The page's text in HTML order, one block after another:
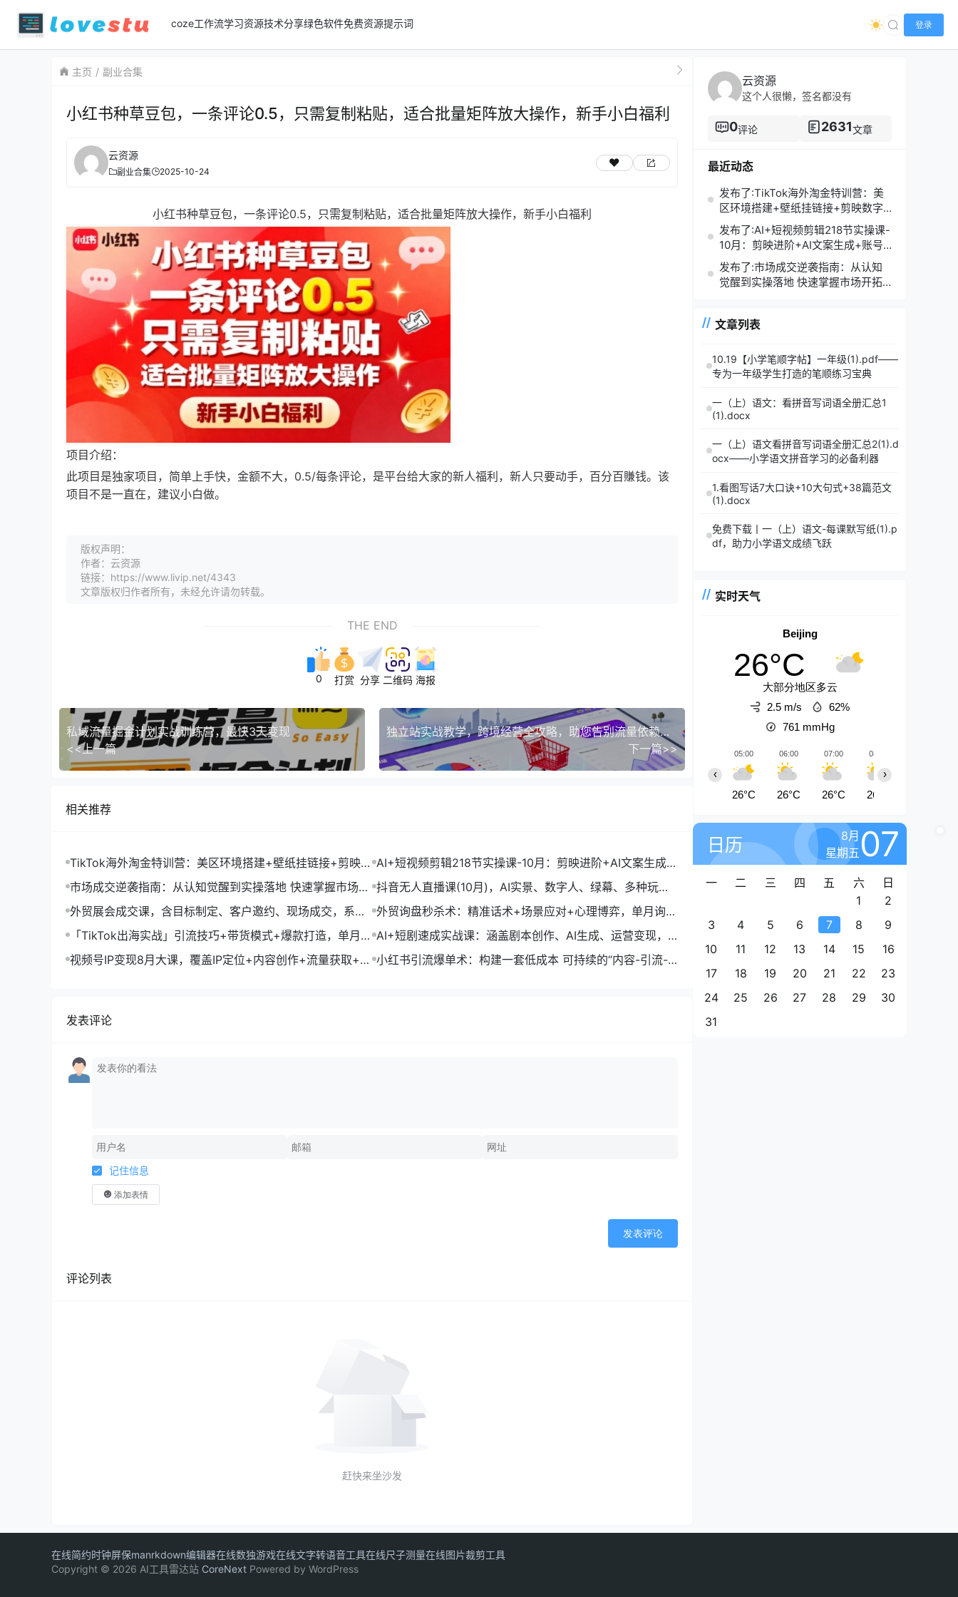
coze工作流学习资源技术分享绿色软件免费资源提示词 登录
主页 副业合集
小红书种草豆包，一条评论0.5，只需复制粘贴，适合批量矩阵放大操作，新手小白福利
云资源
副业合集 2025-10-24
小红书种草豆包，一条评论0.5，只需复制粘贴，适合批量矩阵放大操作，新手小白福利
项目介绍：
此项目是独家项目，简单上手快，金额不大，0.5/每条评论，是平台给大家的新人福利，新人只要动手，百分百賺钱。该
项目不是一直在，建议小白做。
版权声明：
作者：云资源
链接：https://www.livip.net/4343
文章版权归作者所有，未经允许请勿转载。
THE END
0 打赏 分享 二维码 海报
私域流量掘金计划实战训练营，最快3天变现
<<上一篇
独立站实战教学，跨境经营全攻略，助您告别流量依赖，掌握跨境经营的终极奥
下一篇>>
相关推荐
TikTok海外淘金特训营：美区环境搭建+壁纸挂链接+剪映数
字人，月入1.5万
AI+短视频剪辑218节实操课-10月：剪映进阶+AI文案生成
+账号运营，月入2万
市场成交逆袭指南：从认知觉醒到实操落地 快速掌握市场开
拓与成交核心能力
抖音无人直播课(10月)，AI实景、数字人、绿幕、多种玩
法、24小时自动盈利
外贸展会成交课，含目标制定、客户邀约、现场成交，系统
化SOP提升参展ROI
外贸询盘秒杀术：精准话术+场景应对+心理博弈，单月询盘
转化率提升200%
「TikTok出海实战」引流技巧+带货模式+爆款打造，单月变
现10万+秘籍
AI+短剧速成实战课：涵盖剧本创作、AI生成、运营变现，
单部剧收益破万
视频号IP变现8月大课，覆盖IP定位+内容创作+流量获取+合 小红书引流爆单术：构建一套低成本 可持续的“内容-引流-
发表评论
记住信息
添加表情
发表评论
评论列表
赶快来坐沙发
云资源
这个人很懒，签名都没有
0评论 2631文章
最近动态
发布了:TikTok海外淘金特训营：美
区环境搭建+壁纸挂链接+剪映数字
人，月入1.5万
发布了:AI+短视频剪辑218节实操课-
10月：剪映进阶+AI文案生成+账号
运营，月入2万
发布了:市场成交逆袭指南：从认知
觉醒到实操落地 快速掌握市场开拓
文章列表
10.19【小学笔顺字帖】一年级(1).pdf——
专为一年级学生打造的笔顺练习宝典
一（上）语文：看拼音写词语全册汇总1
(1).docx
一（上）语文看拼音写词语全册汇总2(1).d
ocx——小学语文拼音学习的必备利器
1.看图写话7大口诀+10大句式+38篇范文
(1).docx
免费下载丨一（上）语文-每课默写纸(1).p
df，助力小学语文成绩飞跃
实时天气
Beijing
26°C
大部分地区多云
2.5 m/s
62%
761 mmHg
05:00
26°C
06:00
26°C
07:00
26°C
08:00
26°C
‹ ›
日历
8月
星期五07
一 二 三 四 五 六
日
1
2
3
4 5 6 7 8
9
10
11 12 13 14 15
16
17
18 19 20 21 22
23
24
25 26 27 28 29
30
31
在线简约时钟屏保manrkdown编辑器在线数独游戏在线文字转语音工具在线尺子测量在线图片裁剪工具
Copyright © 2026 AI工具雷达站 CoreNext Powered by WordPress